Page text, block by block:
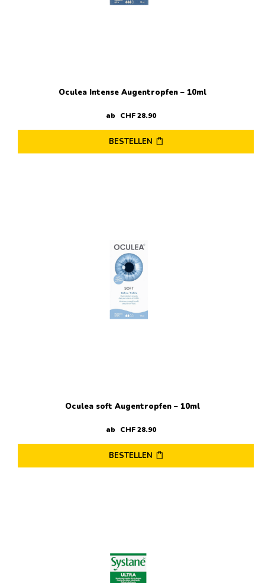
Oculea Intense Augentropfen – 10ml
ab CHF28.90
BESTELLEN
Oculea soft Augentropfen – 10ml
ab CHF28.90
BESTELLEN